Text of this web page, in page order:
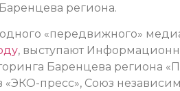
региона.
«передвижного»
, выступают
Баренцева региона
«ЭКО-пресс», Союз